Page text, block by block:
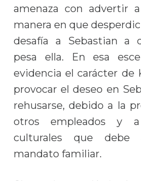
amenaza con advertir
manera en que
desafía a Sebastian a
pesa ella. En esa
evidencia el carácter de
provocar el deseo en
rehusarse, debido a la
otros empleados y
culturales que debe
mandato familiar.